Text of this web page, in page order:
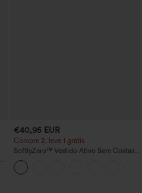
€40,95 EUR
Compre 2, leve 1 grátis
SoftlyZero™ Vestido Ativo Sem Costas
em Plush — Edição Easy Peezy